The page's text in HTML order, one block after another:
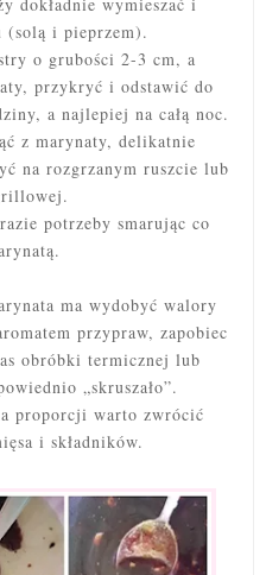
(solą i pieprzem).
o grubości 2-3 cm, a
przykryć i odstawić do
a najlepiej na całą noc.
z marynaty, delikatnie
na rozgrzanym ruszcie lub
potrzeby smarując co
ma wydobyć walory
przypraw, zapobiec
obróbki termicznej lub
„skruszało”.
proporcji warto zwrócić
i składników.